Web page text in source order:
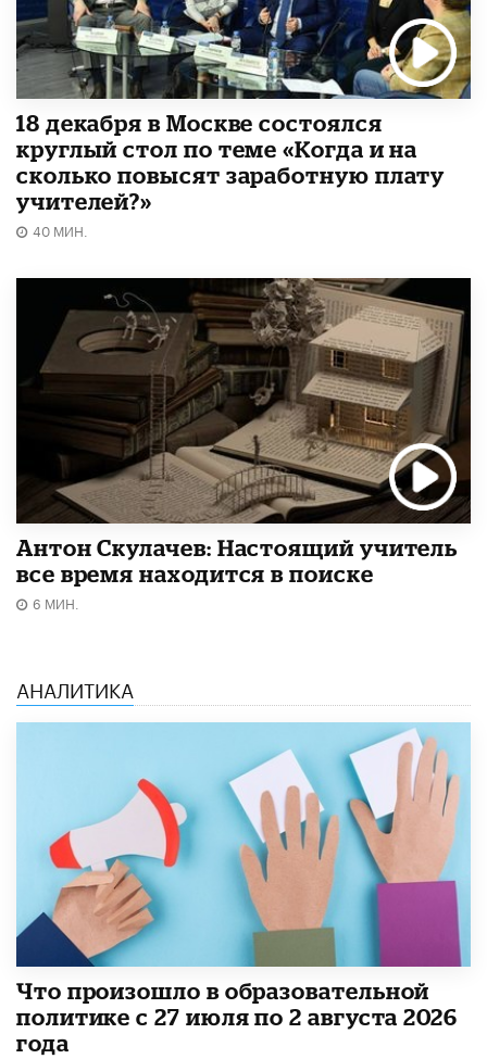
18 декабря в Москве состоялся
круглый стол по теме «Когда и на
сколько повысят заработную плату
учителей?»
40 МИН.
Антон Скулачев: Настоящий учитель
все время находится в поиске
6 МИН.
АНАЛИТИКА
​Что произошло в образовательной
политике с 27 июля по 2 августа 2026
года